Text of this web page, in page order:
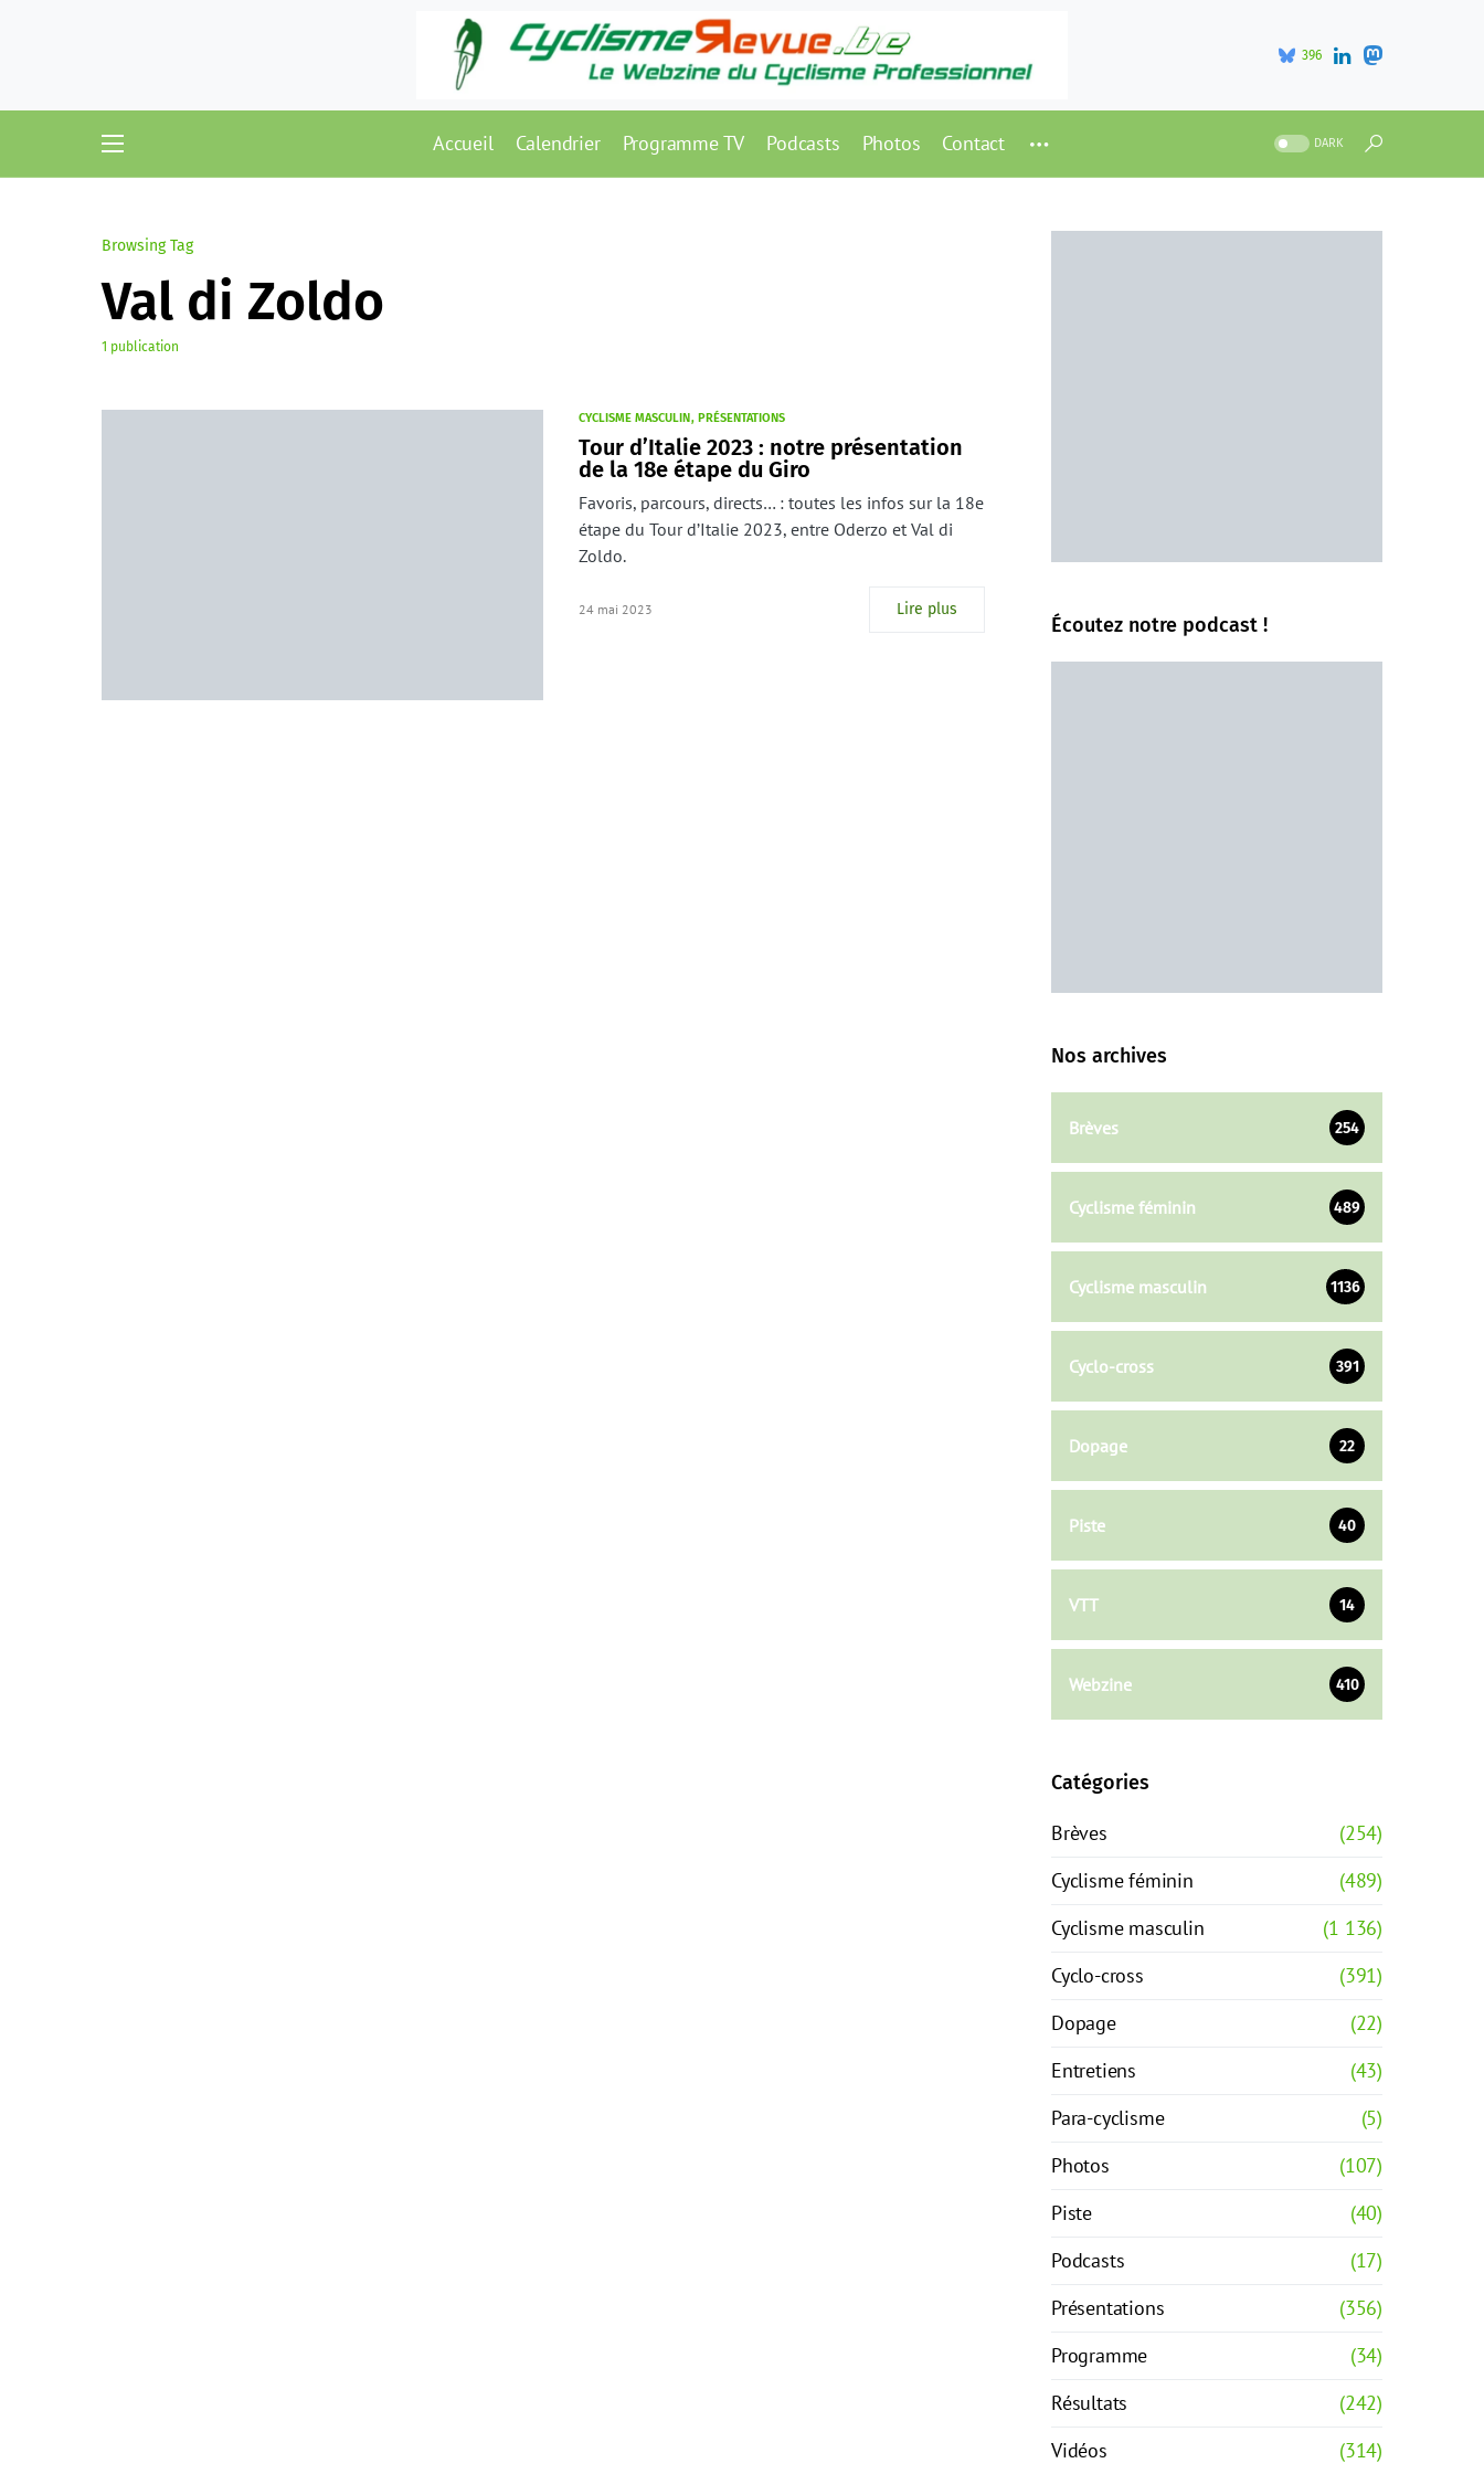
396
Accueil Calendrier Programme TV Podcasts Photos Contact DARK
Browsing Tag
Val di Zoldo
1 publication
CYCLISME MASCULIN PRÉSENTATIONS
Tour d’Italie 2023 : notre présentation
de la 18e étape du Giro
Favoris, parcours, directs… : toutes les infos sur la 18e
étape du Tour d’Italie 2023, entre Oderzo et Val di
Zoldo.
24 mai 2023 Lire plus
Écoutez notre podcast !
Nos archives
Brèves 254
Cyclisme féminin 489
Cyclisme masculin 1136
Cyclo-cross 391
Dopage 22
Piste 40
VTT 14
Webzine 410
Catégories
Brèves
(254)
Cyclisme féminin
(489)
Cyclisme masculin
(1 136)
Cyclo-cross
(391)
Dopage
(22)
Entretiens
(43)
Para-cyclisme
(5)
Photos
(107)
Piste
(40)
Podcasts
(17)
Présentations
(356)
Programme
(34)
Résultats
(242)
Vidéos
(314)